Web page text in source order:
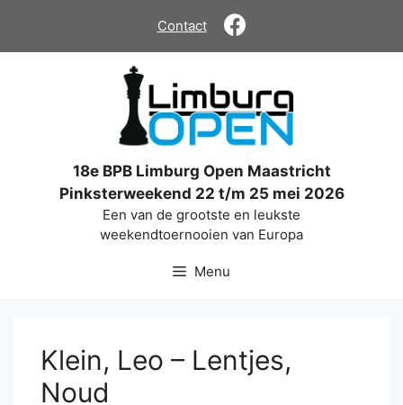
de
Contact
18e BPB Limburg Open Maastricht
Pinksterweekend 22 t/m 25 mei 2026
Een van de grootste en leukste
weekendtoernooien van Europa
Menu
Klein, Leo – Lentjes,
Noud